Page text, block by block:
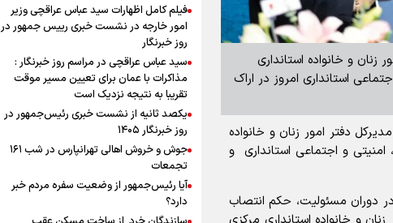
زنان و خانواده استانداری
استانداری امروز در اراک
دفتر امور زنان و خانواده
و اجتماعی استانداری و
دوران مسئولیت، حکم انتصاب
فیلم کامل اظهارات سید عباس عراقچی وزیر
امور خارجه در نشست خبری رییس جمهور در
روز خبرنگار
سید عباس عراقچی در مراسم روز خبرنگار :
مذاکرات با عمان برای تعیین مسیر موقت
تقریبا به نتیجه نزدیک است
یکصد ثانیه از نشست خبری رئیس‌جمهور در
روز خبرنگار ۱۴۰۵
جوش و خروش اهالی تهرانپارس در شب ۱۶۱
تجمعات
آیا رئیس‌جمهور از وضعیت سفره مردم خبر
دارد؟